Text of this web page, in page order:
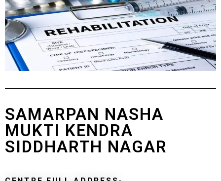
SAMARPAN NASHA
MUKTI KENDRA
SIDDHARTH NAGAR